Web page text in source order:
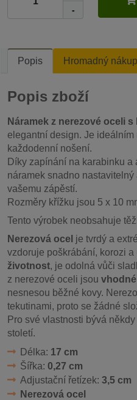
-
Popis Hromadný nákup
Popis zboží
Náramek z nerezové oceli s
elegantní design. Je
každodenní nošení.
Díky zapínání na karabinku a
náramek snadno
vašemu zápěstí.
Rozměry křížku jsou 5 x 10
Tento výrobek neobsahuje
Nerezová ocel je tvrdý a
vzdoruje poškrábání, korozi a
životnost, je odolná vůči
z nerezové oceli jsou
nesnesou běžné kovy.
tekutinami, proto se žádné
Pro své vlastnosti bývá
století.
Délka: 17 cm
Šířka: 0,27 cm
Adjustační řetízek: 3,5 cm
Nerezová ocel